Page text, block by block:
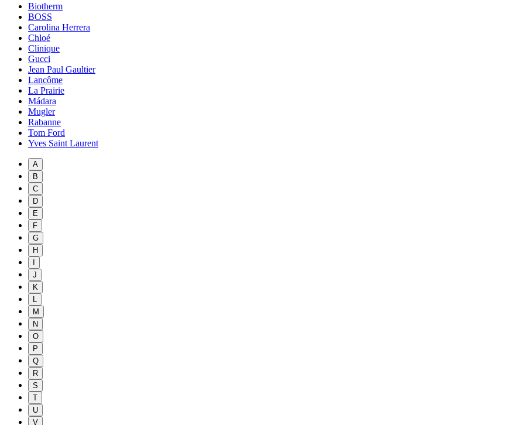
Biotherm
BOSS
Carolina Herrera
Chloé
Clinique
Gucci
Jean Paul Gaultier
Lancôme
La Prairie
Mádara
Mugler
Rabanne
Tom Ford
Yves Saint Laurent
A
B
C
D
E
F
G
H
J
K
L
M
N
O
P
Q
R
S
T
U
V